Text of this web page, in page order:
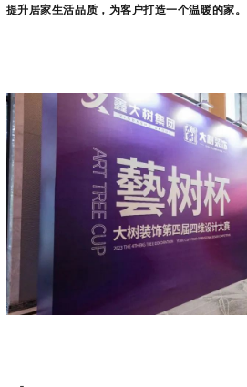
提升居家生活品质，为客户打造一个温暖的家。